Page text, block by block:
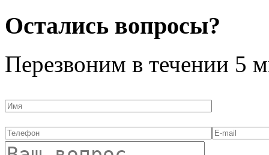
Остались вопросы?
Перезвоним в течении 5